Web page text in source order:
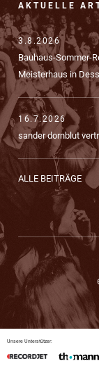
AKTUELLE
3.8.2026
Bauhaus-Sommer-
Meisterhaus in
16.7.2026
sander dornblut
ALLE BEITRÄGE
Unsere Unterstützer: